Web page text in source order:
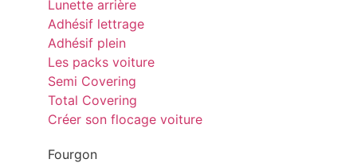
Lunette arrière
Adhésif lettrage
Adhésif plein
Les packs voiture
Semi Covering
Total Covering
Créer son flocage voiture
Fourgon